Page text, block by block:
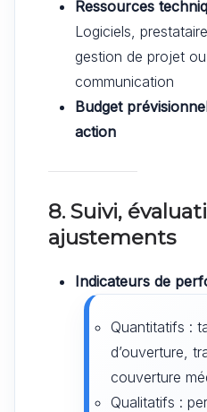
Ressources
Logiciels,
gestion de projet
communication
Budget
action
8. Suivi,
ajustements
Indicateurs de
Quantitatifs :
d’ouverture,
couverture
Qualitatifs :